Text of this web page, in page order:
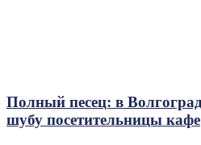
Полный песец: в
шубу посетительницы кафе